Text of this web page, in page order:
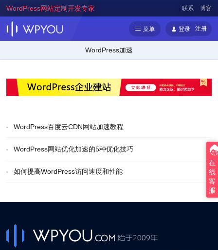
WordPress网站定制开发专家 联系 博客
菜单 登录 注册
WordPress加速
WordPress百度云CDN网站加速教程
WordPress网站优化加速的5种优化技巧
如何提高WordPress访问速度和性能
在
线
客
服